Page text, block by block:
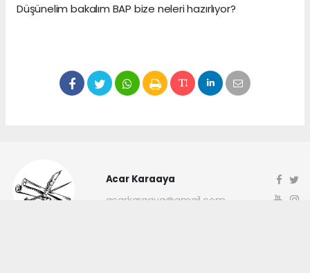
Düşünelim bakalım BAP bize neleri hazırlıyor?
Acar Karaaya
acarkaraaya@gmail.com